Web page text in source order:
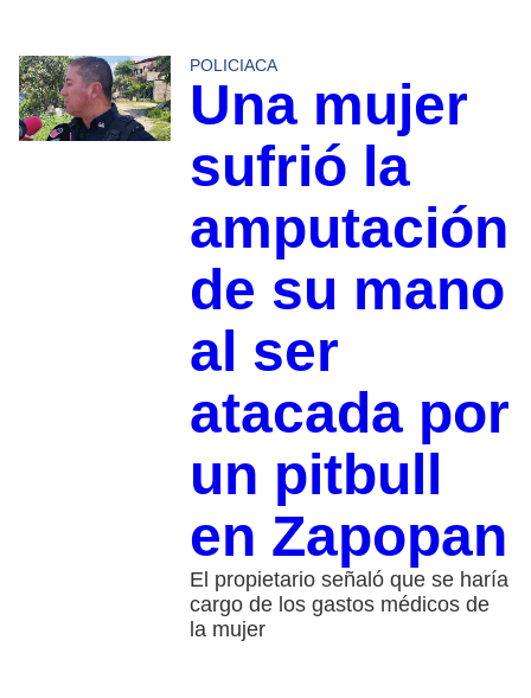
POLICIACA
Una mujer
sufrió la
amputación
de su mano
al ser
atacada por
un pitbull
en Zapopan
El propietario señaló que se haría
cargo de los gastos médicos de
la mujer